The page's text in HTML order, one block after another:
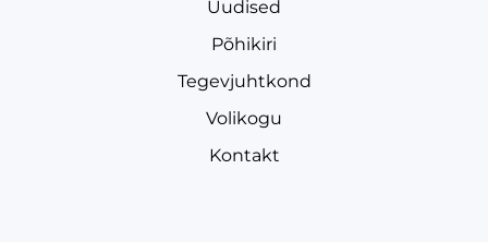
Uudised
Põhikiri
Tegevjuhtkond
Volikogu
Kontakt